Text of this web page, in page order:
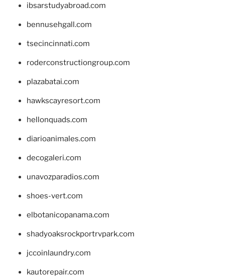
ibsarstudyabroad.com
bennusehgall.com
tsecincinnati.com
roderconstructiongroup.com
plazabatai.com
hawkscayresort.com
hellonquads.com
diarioanimales.com
decogaleri.com
unavozparadios.com
shoes-vert.com
elbotanicopanama.com
shadyoaksrockportrvpark.com
jccoinlaundry.com
kautorepair.com